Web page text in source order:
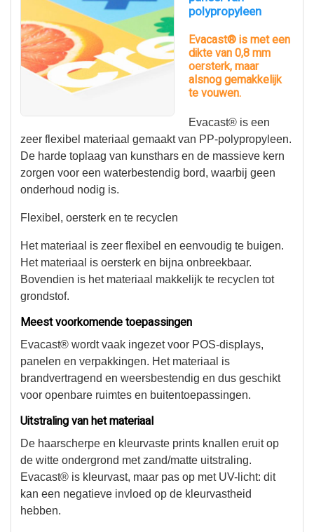
polypropyleen
Evacast® is met een
dikte van 0,8 mm
oersterk, maar
alsnog gemakkelijk
te vouwen.
Evacast® is een
zeer flexibel materiaal gemaakt van PP-polypropyleen.
De harde toplaag van kunsthars en de massieve kern
zorgen voor een waterbestendig bord, waarbij geen
onderhoud nodig is.
Flexibel, oersterk en te recyclen
Het materiaal is zeer flexibel en eenvoudig te buigen.
Het materiaal is oersterk en bijna onbreekbaar.
Bovendien is het materiaal makkelijk te recyclen tot
grondstof.
Meest voorkomende toepassingen
Evacast® wordt vaak ingezet voor POS-displays,
panelen en verpakkingen. Het materiaal is
brandvertragend en weersbestendig en dus geschikt
voor openbare ruimtes en buitentoepassingen.
Uitstraling van het materiaal
De haarscherpe en kleurvaste prints knallen eruit op
de witte ondergrond met zand/matte uitstraling.
Evacast® is kleurvast, maar pas op met UV-licht: dit
kan een negatieve invloed op de kleurvastheid
hebben.